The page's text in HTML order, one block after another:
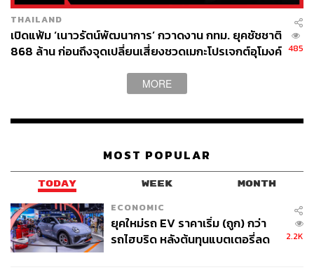
งบประมาณนับแต่ คสช. ยึดอำนาจ รัฐจัดสรรงบประมาณเพิ่ม
มากขึ้นเรื่อยๆ ขณะที่ประชากรที่สามารถเลือกตั้งใน
กรุงเทพฯ ลดลง แล้วไปอยู่ในเมืองรอบๆ กรุงเทพฯ คนได้
ประโยชน์จากงบประมาณกรุงเทพฯ จะลดลง ทำให้ความไม่
ต่างๆ ทำออกมา 5 ด้าน สามารถใช้ประโยชน์ เช่น ดูข้อมูลน้ำ
ท่วมถนน เขตที่น้ำท่วมขังบ่อยสุด เขตที่ระดับน้ำท่วมสูงสุด
คนที่จะมาเป็นผู้ว่าฯ กทม. มีแผนอย่างไร เขตที่มีมลพิษใน
เคลียร์อย่างไร การเอาออกไปทิ้งข้างนอกมีความเป็นธรรม
กับพื้นที่โดยรอบหรือไม่ ในขณะที่ กทม. ได้เงินมากกว่าพื้นที่
โดยรอบ การเลือกตั้งในกรุงเทพฯ ควรต้องพูดถึงประเด็น
THAILAND
เปิดแฟ้ม ‘เนาวรัตน์พัฒนาการ’ กวาดงาน กทม. ยุคชัชชาติ
868 ล้าน ก่อนถึงจุดเปลี่ยนเสี่ยงชวดเมกะโปรเจกต์อุโมงค์ 485
MORE
MOST POPULAR
TODAY WEEK MONTH
ECONOMIC
ยุคใหม่รถ EV ราคาเริ่ม (ถูก) กว่า
รถไฮบริด หลังต้นทุนแบตเตอรี่ลด
2.2K